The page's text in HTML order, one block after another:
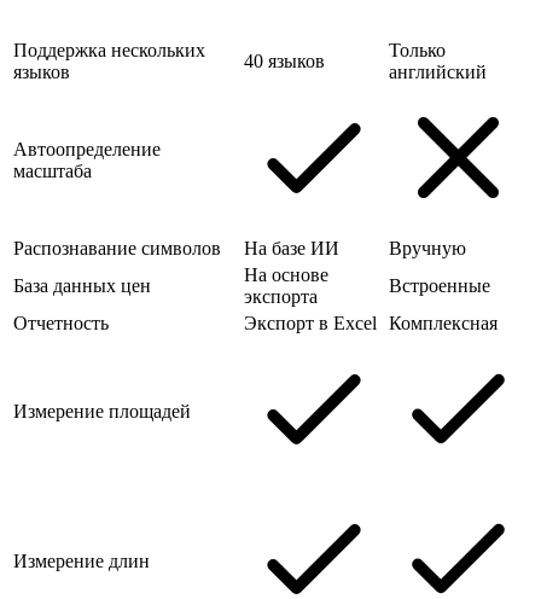
Поддержка нескольких
языков
40 языков
Только
английский
Автоопределение
масштаба
Распознавание символов На базе ИИ
Вручную
База данных цен
На основе
экспорта
Встроенные
Отчетность
Экспорт в Excel Комплексная
Измерение площадей
Измерение длин